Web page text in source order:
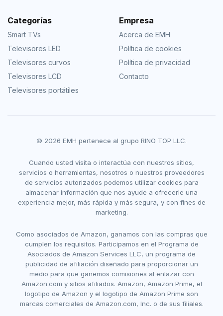
Categorías
Smart TVs
Televisores LED
Televisores curvos
Televisores LCD
Televisores portátiles
Empresa
Acerca de EMH
Política de cookies
Política de privacidad
Contacto
© 2026 EMH pertenece al grupo RINO TOP LLC.
Cuando usted visita o interactúa con nuestros sitios,
servicios o herramientas, nosotros o nuestros proveedores
de servicios autorizados podemos utilizar cookies para
almacenar información que nos ayude a ofrecerle una
experiencia mejor, más rápida y más segura, y con fines de
marketing.
Como asociados de Amazon, ganamos con las compras que
cumplen los requisitos. Participamos en el Programa de
Asociados de Amazon Services LLC, un programa de
publicidad de afiliación diseñado para proporcionar un
medio para que ganemos comisiones al enlazar con
Amazon.com y sitios afiliados. Amazon, Amazon Prime, el
logotipo de Amazon y el logotipo de Amazon Prime son
marcas comerciales de Amazon.com, Inc. o de sus filiales.